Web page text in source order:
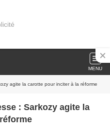
MENU
agite la carotte pour inciter à la réforme
: Sarkozy agite la